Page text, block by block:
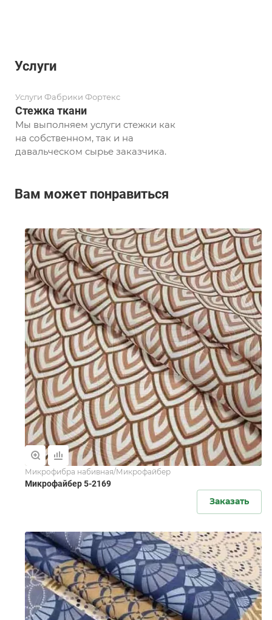
Услуги
Услуги Фабрики Фортекс
Стежка ткани
Мы выполняем услуги стежки как
на собственном, так и на
давальческом сырье заказчика.
Вам может понравиться
Микрофибра набивная/Микрофайбер
Микрофайбер 5-2169
Заказать